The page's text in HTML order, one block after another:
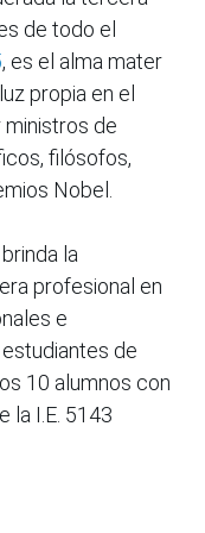
de todo el
, es el alma mater
propia en el
de
filósofos,
Nobel.
la
profesional en
e
de
10 alumnos con
la I.E. 5143